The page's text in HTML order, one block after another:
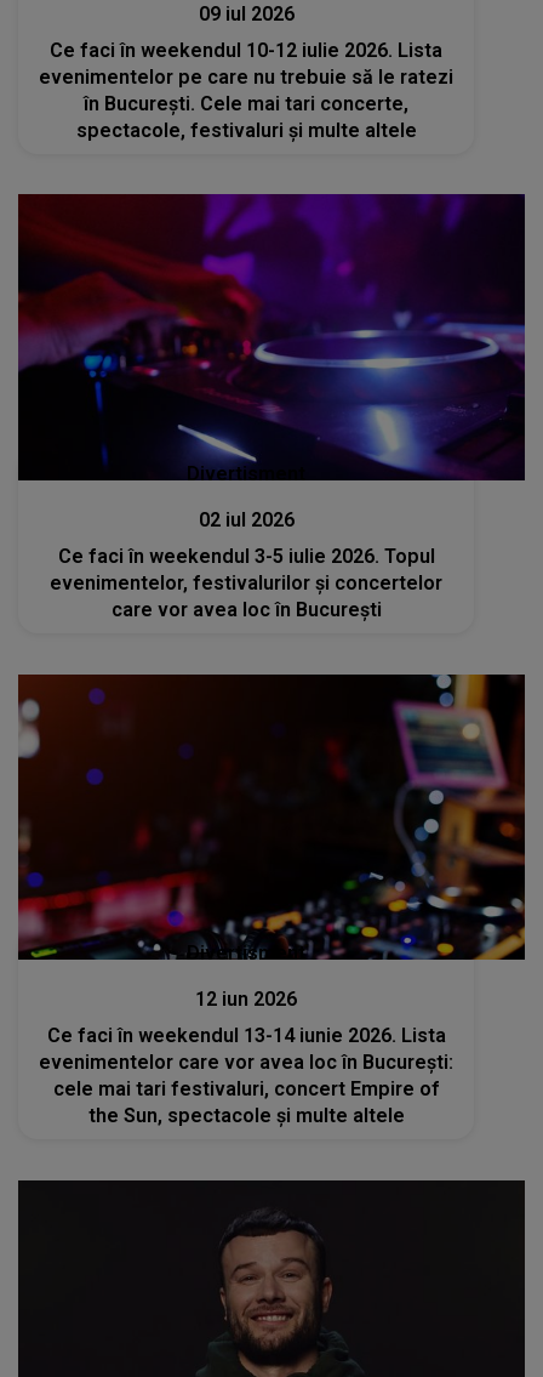
09 iul 2026
Ce faci în weekendul 10-12 iulie 2026. Lista
evenimentelor pe care nu trebuie să le ratezi
în București. Cele mai tari concerte,
spectacole, festivaluri și multe altele
Divertisment
02 iul 2026
Ce faci în weekendul 3-5 iulie 2026. Topul
evenimentelor, festivalurilor și concertelor
care vor avea loc în București
Divertisment
12 iun 2026
Ce faci în weekendul 13-14 iunie 2026. Lista
evenimentelor care vor avea loc în București:
cele mai tari festivaluri, concert Empire of
the Sun, spectacole și multe altele